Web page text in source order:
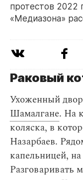
протестов 2022
«Медиазона»
Раковый
Ухоженный
Шамалгане. На
коляска, в
Назарбаев.
капельницей,
Разговаривать